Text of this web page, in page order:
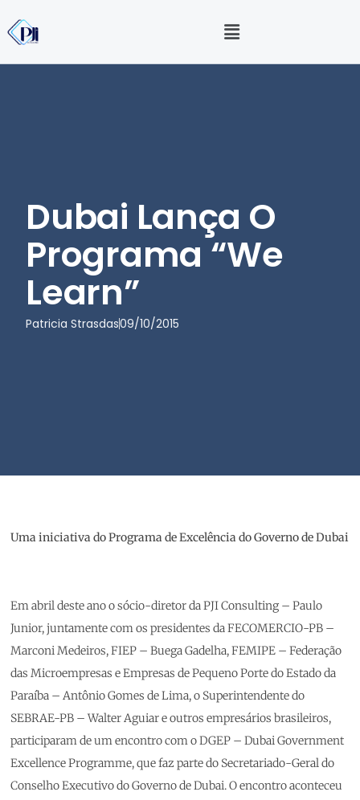
Dubai Lança O
Programa “We
Learn”
Patricia Strasdas09/10/2015
Uma iniciativa do Programa de Excelência do Governo de Dubai
Em abril deste ano o sócio-diretor da PJI Consulting – Paulo
Junior, juntamente com os presidentes da FECOMERCIO-PB –
Marconi Medeiros, FIEP – Buega Gadelha, FEMIPE – Federação
das Microempresas e Empresas de Pequeno Porte do Estado da
Paraíba – Antônio Gomes de Lima, o Superintendente do
SEBRAE-PB – Walter Aguiar e outros empresários brasileiros,
participaram de um encontro com o DGEP – Dubai Government
Excellence Programme, que faz parte do Secretariado-Geral do
Conselho Executivo do Governo de Dubai. O encontro aconteceu